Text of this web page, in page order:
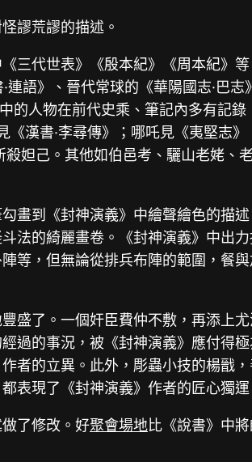
謬荒謬的描述。
三代世表》《殷本紀》《周本紀》
連語》、晉代常球的《華陽國志·巴
的人物在前代史乘、筆記內多有記
漢書·李尋傳》；哪吒見《夷堅志
妲己。其他如伯邑考、驪山老姥
畫到《封神演義》中繪聲繪色的描
法的綺麗畫卷。《封神演義》中出
等，但無論從排兵布陣的範圍，餐
盛了。一個奸臣費仲不敷，再添上
過的事況，被《封神演義》應付得
者的立異。此外，彫蟲小技的楊戩
表現了《封神演義》作者的匠心獨
了修改。好聚會場地比《說書》中